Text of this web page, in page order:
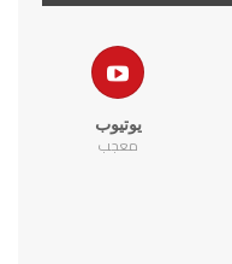
يوتيوب
معجب